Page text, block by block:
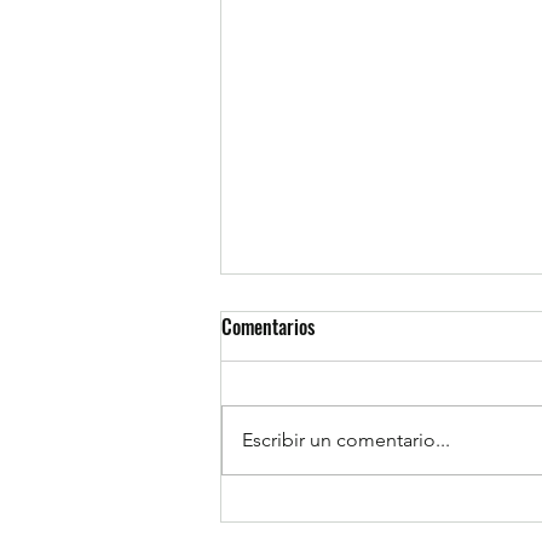
Celebración Pascua de
Comentarios
Escribir un comentario...